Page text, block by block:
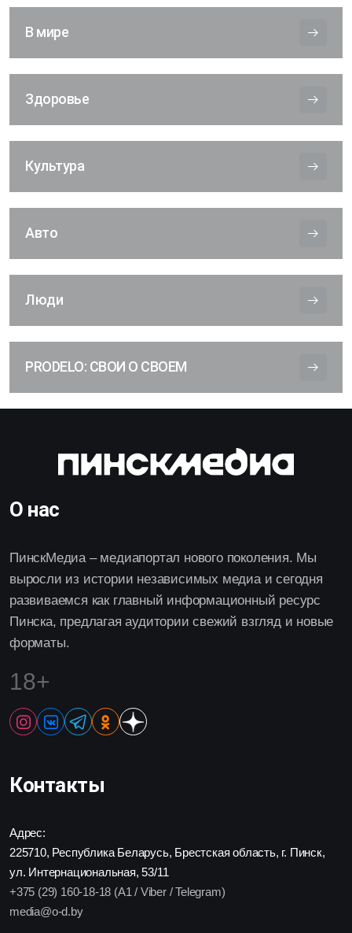
В мире
Здоровье
Культура
Авто
Люди
PRODELO: СВОИ О СВОЕМ
О нас
ПинскМедиа – медиапортал нового поколения. Мы
выросли из истории независимых медиа и сегодня
развиваемся как главный информационный ресурс
Пинска, предлагая аудитории свежий взгляд и новые
форматы.
18+
Контакты
Адрес:
225710, Республика Беларусь, Брестская область, г. Пинск,
ул. Интернациональная, 53/11
+375 (29) 160-18-18 (A1 / Viber / Telegram)
media@o-d.by